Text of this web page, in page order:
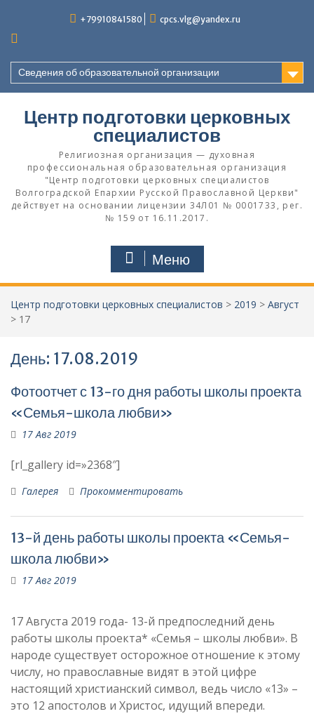
содержимому
+79910841580 cpcs.vlg@yandex.ru
Сведения об образовательной организации
Центр подготовки церковных
специалистов
Религиозная организация — духовная
профессиональная образовательная организация
"Центр подготовки церковных специалистов
Волгоградской Eпархии Русской Православной Церкви"
действует на основании лицензии 34Л01 № 0001733, рег.
№ 159 от 16.11.2017.
Меню
Центр подготовки церковных специалистов > 2019 > Август
> 17
День: 17.08.2019
Фотоотчет с 13-го дня работы школы проекта
«Семья-школа любви»
17 Авг 2019
[rl_gallery id=»2368″]
Галерея Прокомментировать
13-й день работы школы проекта «Семья-
школа любви»
17 Авг 2019
17 Августа 2019 года- 13-й предпоследний день
работы школы проекта* «Семья – школы любви». В
народе существует осторожное отношение к этому
числу, но православные видят в этой цифре
настоящий христианский символ, ведь число «13» –
это 12 апостолов и Христос, идущий впереди.